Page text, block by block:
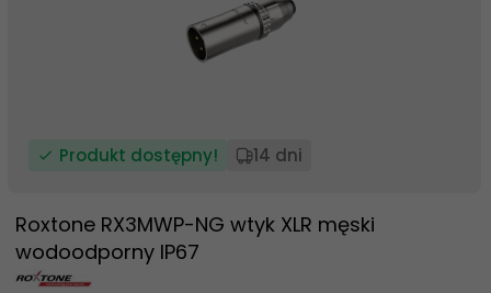
Produkt dostępny! 14 dni
Roxtone RX3MWP-NG wtyk XLR męski
wodoodporny IP67